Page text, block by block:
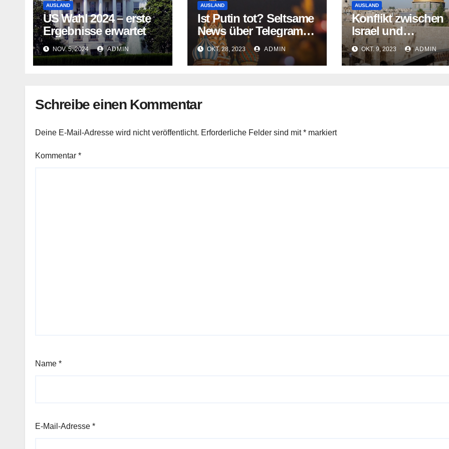
AUSLAND
US Wahl 2024 – erste
Ergebnisse erwartet
NOV. 5, 2024 ADMIN
AUSLAND
Ist Putin tot? Seltsame
News über Telegram-
Kanal verbreitet
OKT. 28, 2023 ADMIN
AUSLAND
Konflikt zwischen
Israel und
Palästinensern
traurigen
OKT. 9, 2023 ADMIN
Schreibe einen Kommentar
Deine E-Mail-Adresse wird nicht veröffentlicht. Erforderliche Felder sind mit* markiert
Kommentar *
Name *
E-Mail-Adresse *